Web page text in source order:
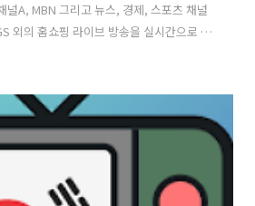
널A, MBN 그리고 뉴스, 경제, 스포츠 채널
외의 홈쇼핑 라이브 방송을 실시간으로 보
으로는 종교 방송과 미국, 일본, 유럽 해외
시간TV ON 어플을 통해서 실시간 방송 시
자의 방송국 페이지로 연결되어 실시간 티비
활용할 수 있어 유용하게 이용이 가능할것